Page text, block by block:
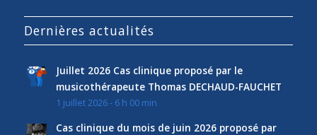
Dernières actualités
Juillet 2026 Cas clinique proposé par le
musicothérapeute Thomas DECHAUD-FAUCHET
1 juillet 2026 - 6 h 00 min
Cas clinique du mois de juin 2026 proposé par